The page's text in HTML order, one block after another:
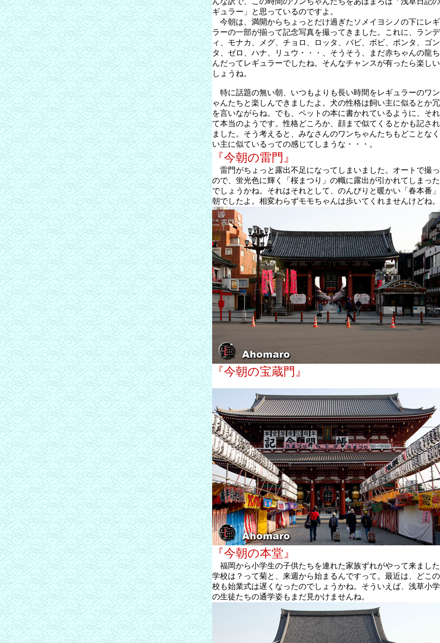
ギュラー」と思っているのですよ。
今朝は、満開からちょっとだけ過ぎたソメイヨシノの下にレ
ラーの一部が揃って記念写真を撮ってきました。これに、ランデ
ィ、モナカ、メグ、チョロ、ロッタ、バビ、ボビ、ポンタ、ゴン
タ、ゼロ、ハナ、リュウ・・・、そうそう、まだ赤ちゃんの龍
んだってレギュラーでしたね。そんなチャンスが有ったら楽し
しょうね。
特に話題の無い朝、いつもよりも長い時間をレギュラーのワ
ゃんたちと楽しんできましたよ。犬の性格は飼い主に似るとか
を言いながらね。でも、ペットの本に書かれているように、そ
て本当のようです。性格どころか、顔まで似てくるとかも記さ
ました。そう考えると、みなさんのワンちゃんたちもどことな
い主に似ているっての感じてしまうな・・・。
『今朝の雷門』
雷門がちょっと露出不足になってしまいました。オートで撮
ので、蛍光色に輝く「桜まつり」の幟に露出が引かれてしまっ
でしょうかね。それはそれとして、のんびりと暖かい「春本番
朝でしたよ。相変わらずモモちゃんは歩いてくれませんけどね。
『今朝の宝蔵門』
『今朝の本堂』
福岡から小学生の子供たちを連れた家族ずれがやって来まし
学校は？って菊と、来週から始まるんですって。最近は、どこ
校も始業式は遅くなったのでしょうかね。そういえば、浅草小
の生徒たちの通学姿もまだ見かけませんね。